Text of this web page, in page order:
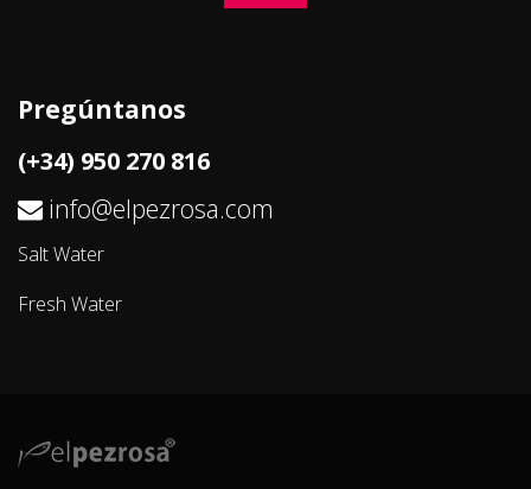
Pregúntanos
(+34) 950 270 816
info@elpezrosa.com
Salt Water
Fresh Water